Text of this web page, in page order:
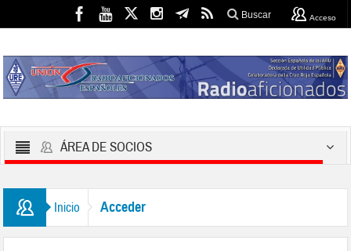
Buscar Acceso
ÁREA DE SOCIOS
Inicio Acceder